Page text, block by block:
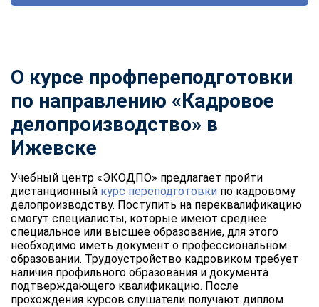
О курсе профпереподготовки
по направлению «Кадровое
делопроизводство» в
Ижевске
Учебный центр «ЭКОДПО» предлагает пройти
дистанционный курс переподготовки по кадровому
делопроизводству. Поступить на переквалификацию
смогут специалисты, которые имеют среднее
специальное или высшее образование, для этого
необходимо иметь документ о профессиональном
образовании. Трудоустройство кадровиком требует
наличия профильного образования и документа
подтверждающего квалификацию. После
прохождения курсов слушатели получают диплом